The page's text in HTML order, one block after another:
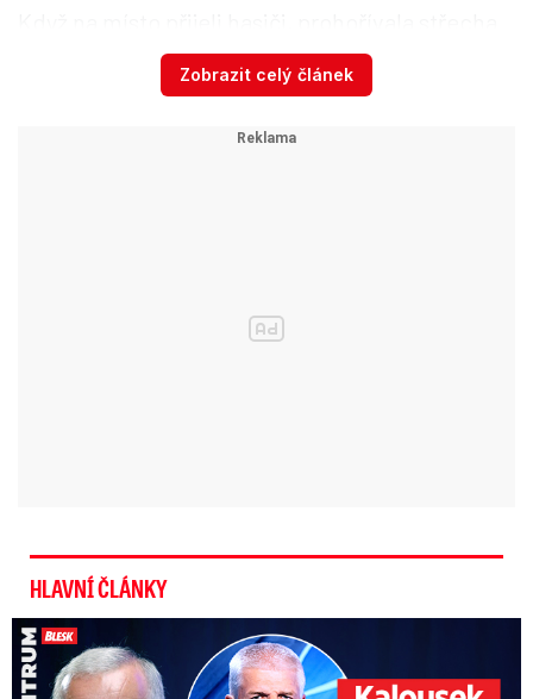
„Z místa pod římsou už šlehaly plameny. Včas
jsme ale požár zachytili, takže oheň poničil
pouze strop dětského pokoje,“ uvedla mluvčí
Zobrazit celý článek
HLAVNÍ ČLÁNKY
Kalousek o prezidentovi: S Pavlem jsem se nesmířil!